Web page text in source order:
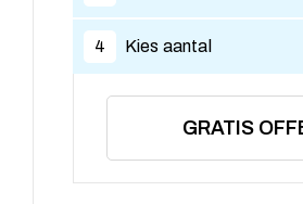
4 Kies aantal
GRATIS